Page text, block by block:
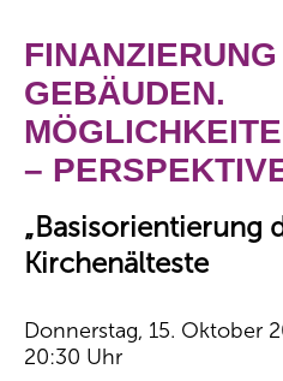
GEBÄUDEN.
–
„Basisorientierung
Kirchenälteste
Donnerstag, 15. Oktober
20:30 Uhr